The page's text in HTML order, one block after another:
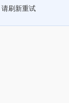
刷新重试